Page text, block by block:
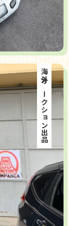
海外オークション出品